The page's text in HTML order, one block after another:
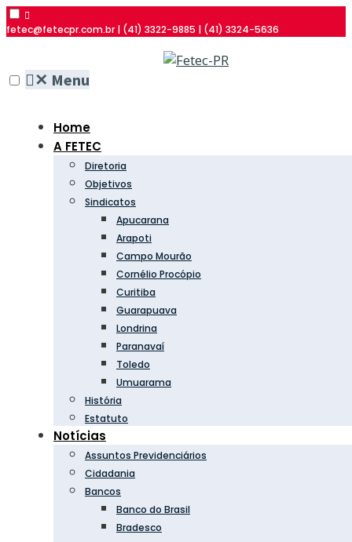
fetec@fetecpr.com.br | (41) 3322-9885 | (41) 3324-5636
✕ Menu
Home
A FETEC
Diretoria
Objetivos
Sindicatos
Apucarana
Arapoti
Campo Mourão
Cornélio Procópio
Curitiba
Guarapuava
Londrina
Paranavaí
Toledo
Umuarama
História
Estatuto
Notícias
Assuntos Previdenciários
Cidadania
Bancos
Banco do Brasil
Bradesco